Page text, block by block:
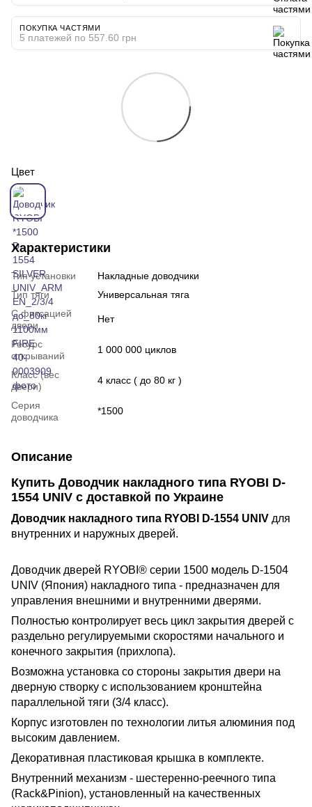
ПОКУПКА ЧАСТЯМИ
5 платежей по 557.60 грн
Цвет
Характеристики
Тип установки
Накладные доводчики
Тип тяги
Универсальная тяга
С фиксацией
двери
Нет
Ресурс
открываний
1 000 000 циклов
Класс (вес
двери)
4 класс ( до 80 кг )
Серия
доводчика
*1500
Описание
Купить Доводчик накладного типа RYOBI D-
1554 UNIV с доставкой по Украине
Доводчик накладного типа RYOBI D-1554 UNIV для
внутренних и наружных дверей.
Доводчик дверей RYOBI® серии 1500 модель D-1504
UNIV (Япония) накладного типа - предназначен для
управления внешними и внутренними дверями.
Полностью контролирует весь цикл закрытия дверей с
раздельно регулируемыми скоростями начального и
конечного закрытия (прихлопа).
Возможна установка со стороны закрытия двери на
дверную створку с использованием кронштейна
параллельной тяги (3/4 класс).
Корпус изготовлен по технологии литья алюминия под
высоким давлением.
Декоративная пластиковая крышка в комплекте.
Внутренний механизм - шестеренно-реечного типа
(Rack&Pinion), установленный на качественных